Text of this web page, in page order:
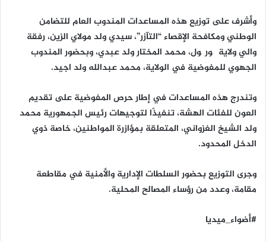
وأشرف على توزيع هذه المساعدات المندوب العام للتضامن
الوطني ومكافحة الإقصاء “التآزر”، سيدي ولد مولاي الزين، رفقة
والي ولاية گورگول، محمد المختار ولد عبدي، وبحضور المندوب
الجهوي للمفوضية في الولاية، محمد عبدالله ولد اجيد.
وتندرج هذه المساعدات في إطار حرص المفوضية على تقديم
العون للفئات الهشة، تنفيذًا لتوجيهات رئيس الجمهورية محمد
ولد الشيخ الغزواني، المتعلقة بمؤازرة المواطنين، خاصة ذوي
الدخل المحدود.
وجرى التوزيع بحضور السلطات الإدارية والأمنية في مقاطعة
مقامة، وعدد من رؤساء المصالح المحلية.
#أضواء_ميديا